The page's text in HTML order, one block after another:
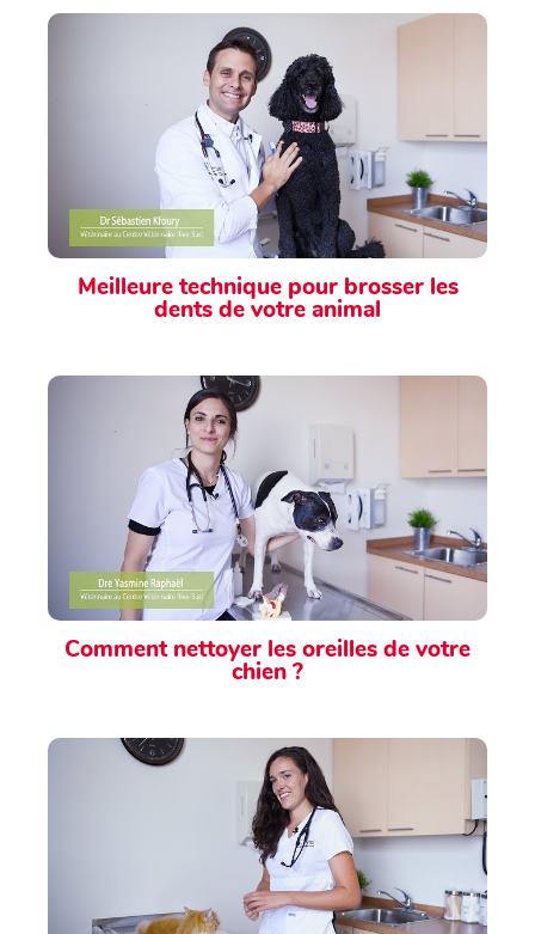
Meilleure technique pour brosser les
dents de votre animal
Comment nettoyer les oreilles de votre
chien ?